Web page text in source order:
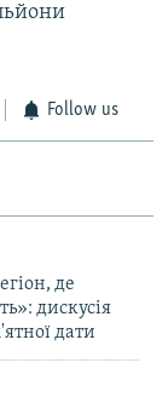
Follow us
де
дискусія
дати